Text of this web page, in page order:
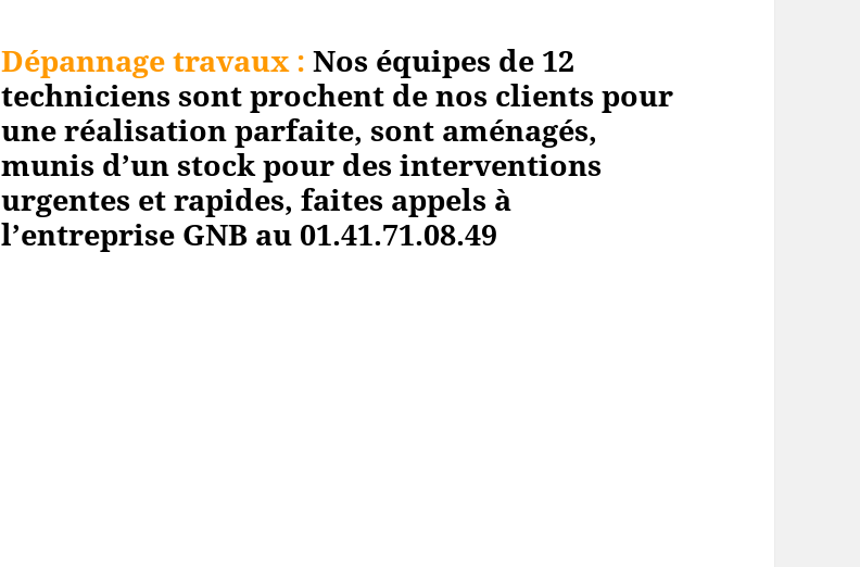
Dépannage travaux : Nos équipes de 12
techniciens sont prochent de nos clients pour
une réalisation parfaite, sont aménagés,
munis d’un stock pour des interventions
urgentes et rapides, faites appels à
l’entreprise GNB au 01.41.71.08.49